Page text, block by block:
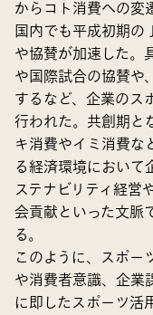
からコト消費への変
国内でも平成初期の
や協賛が加速した。
や国際試合の協賛や
するなど、企業のス
行われた。共創期と
キ消費やイミ消費
る経済環境において
ステナビリティ経営
会貢献といった文脈
る。
このように、スポー
や消費者意識、企業
に即したスポーツ活